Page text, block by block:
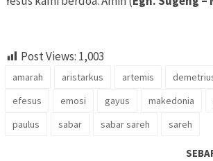
Post Views: 1,003
amarah aristarkus artemis
efesus
emosi gayus makedonia
paulus
sabar sabar sareh sareh